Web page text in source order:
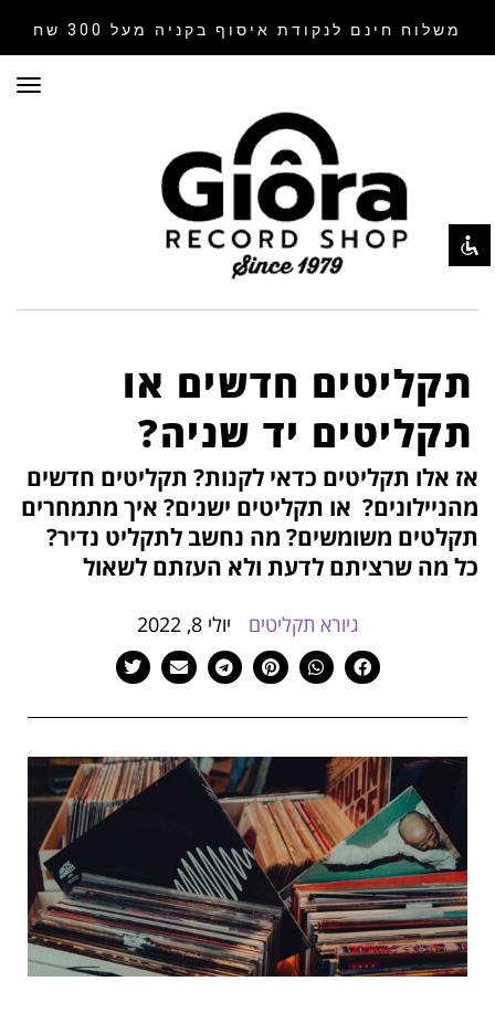
השבת את ההבזקים
סמן כותרות
צבע רקע
זום (הקטנה)
spellcheck גופן קריא
brightness_high ניגודיות בהירה
brightness_low ניגודיות כהה
format_underlined הוסף קו תחתון לקישורים
font_download סמן קישורים
את
כל
האפשרויות
משלוח חינם לנקודת איסוף בקניה מעל 300 שח
תקליטים חדשים או
תקליטים יד שניה?
אז אלו תקליטים כדאי לקנות? תקליטים חדשים
מהניילונים? או תקליטים ישנים? איך מתמחרים
תקלטים משומשים? מה נחשב לתקליט נדיר?
כל מה שרציתם לדעת ולא העזתם לשאול
גיורא תקליטים יולי 8, 2022